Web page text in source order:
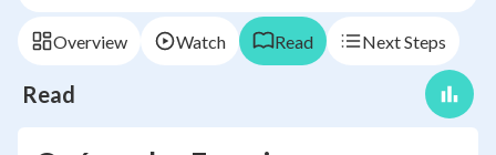
Overview Watch Read Next Steps
Read